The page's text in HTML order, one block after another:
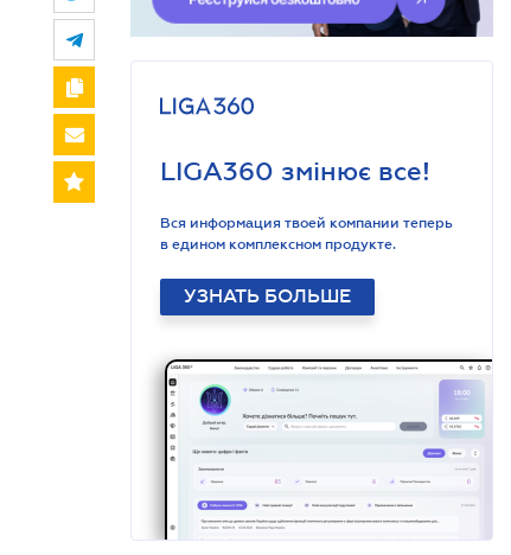
LIGA360 змінює все!
Вся информация твоей компании теперь
в едином комплексном продукте.
УЗНАТЬ БОЛЬШЕ